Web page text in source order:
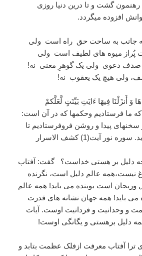
گشت و تا درین دنیا روزی
افزوده میگردد.
جانب به ساحت حق راه است ولی
پُراز میوه های لطیف است ولی
صدف دعوی ولی یک گوهرِ معنی نه!
ولی هیچ یک یعقوب نه!
وَ أَنزَلْنَا فِيهَا ءَايَتِ بَيِّنَتٍ لَّعَلَّكمْ
ای که ما فرستادیم وحکمها که در آن است:
سخنهای پیدا و روشن فروفرستادیم تا
آیت(1) کشف الاسرار
چه دلیل بر هستی خداست؟ گفت: آفتاب
نیست،همه عالم دلیل است، نگرنده
وریحان است بوینده می باید! همه عالم
می باید! همه جهان نشانه های قدرت
و وحدانیت و فردانیت اوست. آیات
دلیل برهستی و یگانگی اوست!
ترا آفتاب معرفت ازفلک عظمت بتابد و